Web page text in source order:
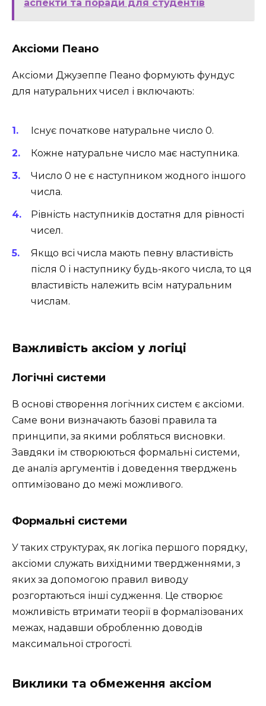
аспекти та поради для студентів
Аксіоми Пеано
Аксіоми Джузеппе Пеано формують фундус
для натуральних чисел і включають:
Існує початкове натуральне число 0.
Кожне натуральне число має наступника.
Число 0 не є наступником жодного іншого
числа.
Рівність наступників достатня для рівності
чисел.
Якщо всі числа мають певну властивість
після 0 і наступнику будь-якого числа, то ця
властивість належить всім натуральним
числам.
Важливість аксіом у логіці
Логічні системи
В основі створення логічних систем є аксіоми.
Саме вони визначають базові правила та
принципи, за якими робляться висновки.
Завдяки їм створюються формальні системи,
де аналіз аргументів і доведення тверджень
оптимізовано до межі можливого.
Формальні системи
У таких структурах, як логіка першого порядку,
аксіоми служать вихідними твердженнями, з
яких за допомогою правил виводу
розгортаються інші судження. Це створює
можливість втримати теорії в формалізованих
межах, надавши обробленню доводів
максимальної строгості.
Виклики та обмеження аксіом